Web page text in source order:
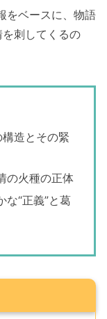
をベースに、物語
刺してくるの
造とその緊
の火種の正体
な“正義”と葛